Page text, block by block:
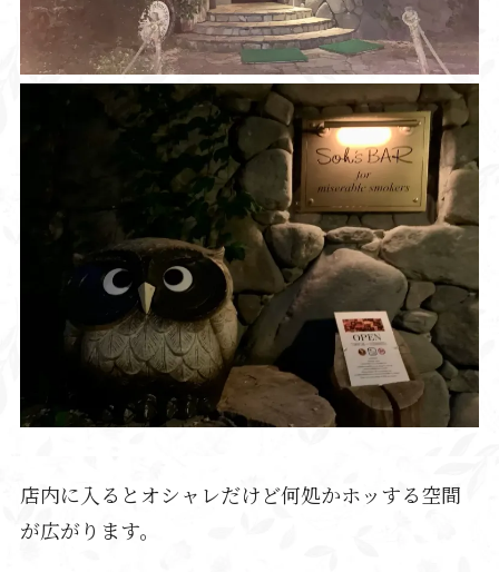
店内に入るとオシャレだけど何処かホッする空間
が広がります。